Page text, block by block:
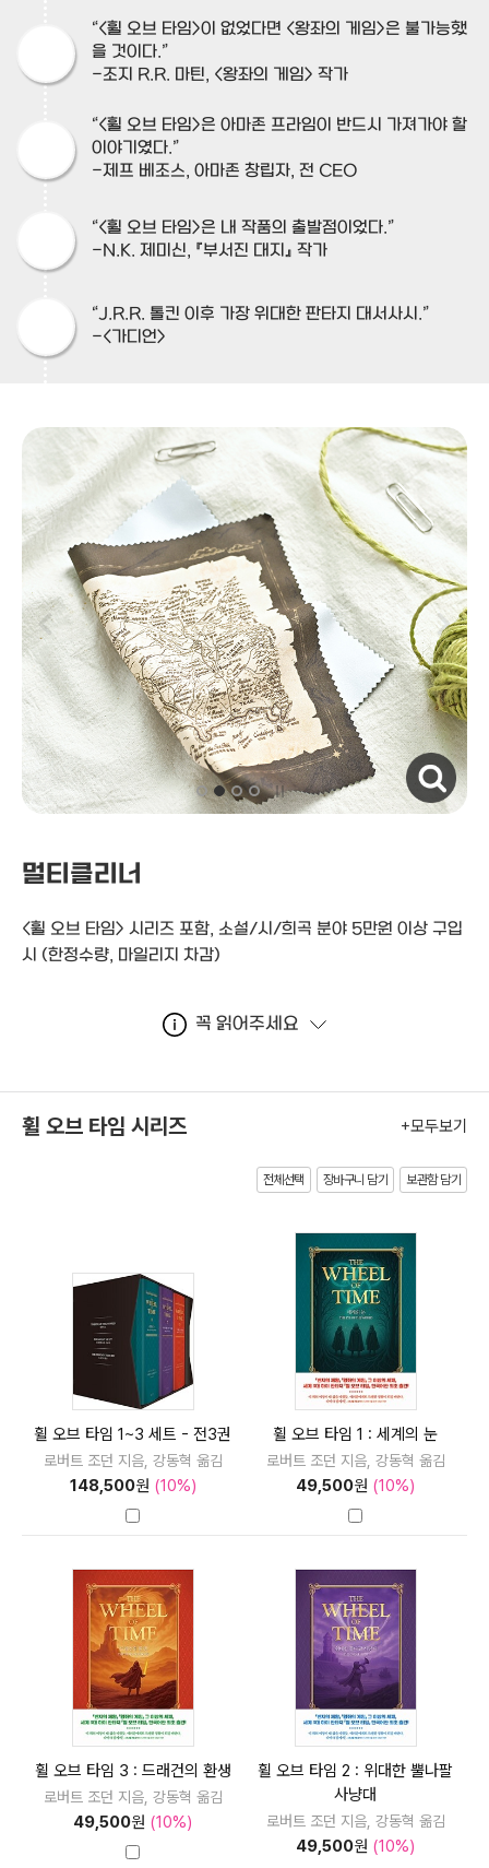
“<휠 오브 타임>이 없었다면 <왕좌의 게임>은 불가능했
을 것이다.”
-조지 R.R. 마틴, <왕좌의 게임> 작가
“<휠 오브 타임>은 아마존 프라임이 반드시 가져가야 할
이야기였다.”
-제프 베조스, 아마존 창립자, 전 CEO
“<휠 오브 타임>은 내 작품의 출발점이었다.”
-N.K. 제미신, 『부서진 대지』 작가
“J.R.R. 톨킨 이후 가장 위대한 판타지 대서사시.”
-<가디언>
멀티클리너
<휠 오브 타임> 시리즈 포함, 소설/시/희곡 분야 5만원 이상 구입
시 (한정수량, 마일리지 차감)
꼭 읽어주세요
휠 오브 타임 시리즈 +모두보기
전체선택 장바구니 담기 보관함 담기
휠 오브 타임 1~3 세트 - 전3권
로버트 조던 지음, 강동혁 옮김
148,500원 (10%)
휠 오브 타임 1 : 세계의 눈
로버트 조던 지음, 강동혁 옮김
49,500원 (10%)
휠 오브 타임 3 : 드래건의 환생
로버트 조던 지음, 강동혁 옮김
49,500원 (10%)
휠 오브 타임 2 : 위대한 뿔나팔
사냥대
로버트 조던 지음, 강동혁 옮김
49,500원 (10%)